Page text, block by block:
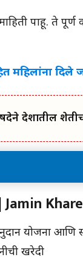
पाहू. ते पूर्ण
महिलांना
देशातील
Kharedi
| Jamin
Jamin
योजना आणि
खरेदी